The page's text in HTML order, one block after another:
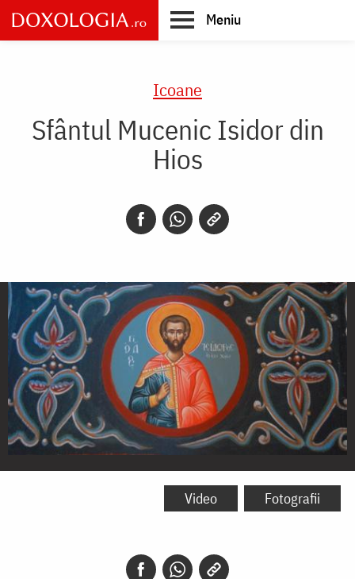
Skip
to
main
Meniu
Icoane
Sfântul Mucenic Isidor din
Hios
Sfântul
Video Fotografii